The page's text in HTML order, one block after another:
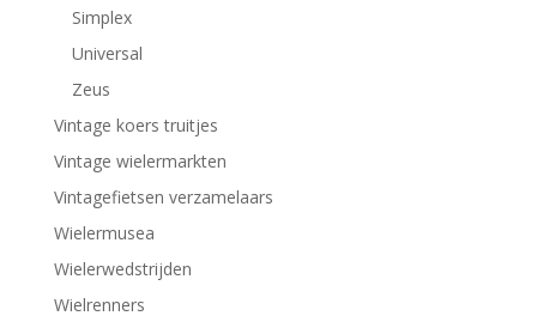
Simplex
Universal
Zeus
Vintage koers truitjes
Vintage wielermarkten
Vintagefietsen verzamelaars
Wielermusea
Wielerwedstrijden
Wielrenners